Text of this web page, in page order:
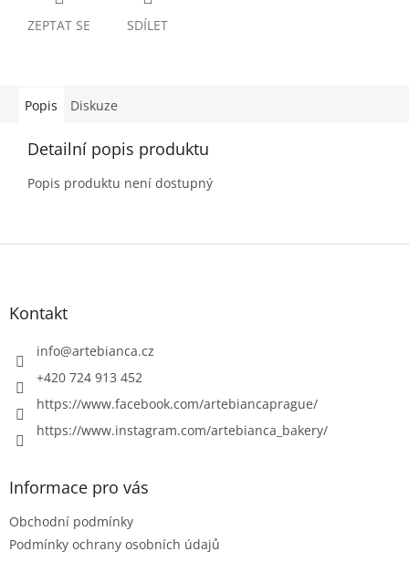
ZEPTAT SE SDÍLET
Popis Diskuze
Detailní popis produktu
Popis produktu není dostupný
Z
Kontakt
info@artebianca.cz
+420 724 913 452
https://www.facebook.com/artebiancaprague/
https://www.instagram.com/artebianca_bakery/
Informace pro vás
Obchodní podmínky
Podmínky ochrany osobních údajů